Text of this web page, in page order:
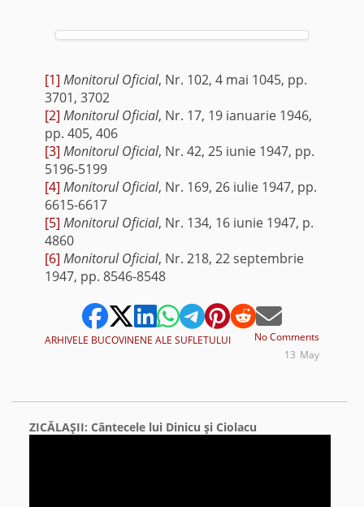
[1] Monitorul Oficial, Nr. 102, 4 mai 1045, pp.
3701, 3702
[2] Monitorul Oficial, Nr. 17, 19 ianuarie 1946,
pp. 405, 406
[3] Monitorul Oficial, Nr. 42, 25 iunie 1947, pp.
5196-5199
[4] Monitorul Oficial, Nr. 169, 26 iulie 1947, pp.
6615-6617
[5] Monitorul Oficial, Nr. 134, 16 iunie 1947, p.
4860
[6] Monitorul Oficial, Nr. 218, 22 septembrie
1947, pp. 8546-8548
ARHIVELE BUCOVINENE ALE SUFLETULUI
No Comments
May
13
ZICĂLAŞII: Cântecele lui Dinicu şi Ciolacu